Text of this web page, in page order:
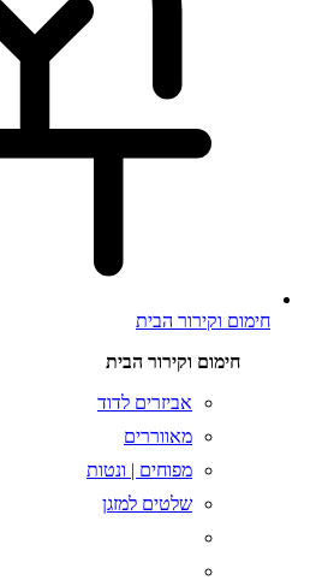
חימום וקירור הבית
חימום וקירור הבית
אביזרים לדוד
מאווררים
מפוחים | ונטות
שלטים למזגן